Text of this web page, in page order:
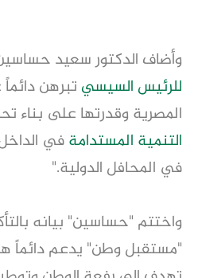
وأضاف الدكتور سعيد
للرئيس السيسي تبرهن
المصرية وقدرتها على بناء
التنمية المستدامةفي
في المحافل الدولية."
واختتم "حساسين" بيانه
"مستقبل وطن" يدعم دائماً